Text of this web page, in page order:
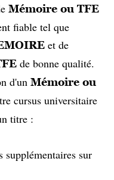
Mémoire ou TFE
fiable tel que
et de
de bonne qualité.
d'un Mémoire ou
cursus universitaire
titre :
supplémentaires sur